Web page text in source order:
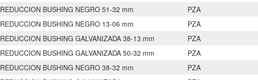
REDUCCION BUSHING NEGRO 51-32 mm PZA
REDUCCION BUSHING NEGRO 13-06 mm PZA
REDUCCION BUSHING GALVANIZADA 38-13 mm PZA
REDUCCION BUSHING GALVANIZADA 50-32 mm PZA
REDUCCION BUSHING NEGRO 38-32 mm PZA